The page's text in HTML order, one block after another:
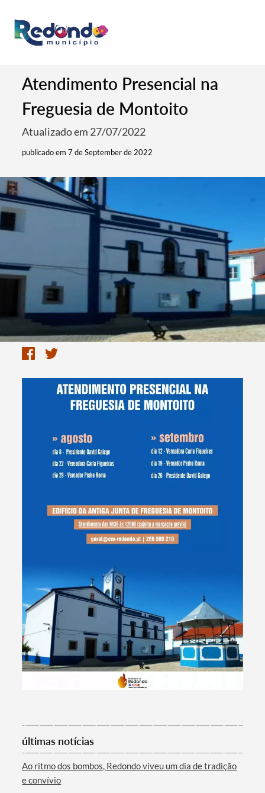
Categorias gerais
Atendimento Presencial na
Freguesia de Montoito
Atualizado em 27/07/2022
publicado em 7 de September de 2022
últimas notícias
Ao ritmo dos bombos, Redondo viveu um dia de tradição
e convívio